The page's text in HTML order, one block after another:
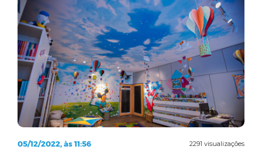
2291 visualizações
05/12/2022, às 11:56